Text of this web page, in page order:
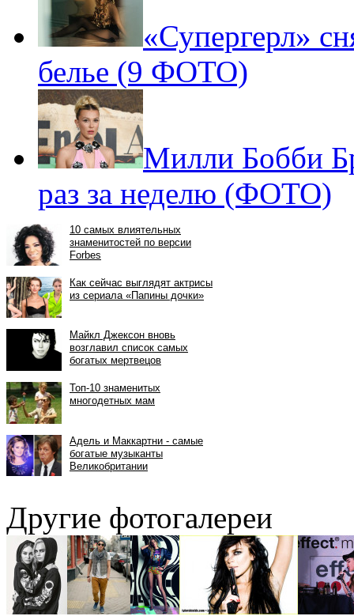
«Супергерл»
белье (9 ФОТО)
Милли Бобби
раз за неделю (ФОТО)
Другие фотогалереи